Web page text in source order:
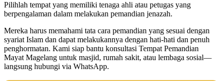
Pilihlah tempat yang memiliki tenaga ahli atau petugas yang
berpengalaman dalam melakukan pemandian jenazah.
Mereka harus memahami tata cara pemandian yang sesuai dengan
syariat Islam dan dapat melakukannya dengan hati-hati dan penuh
penghormatan. Kami siap bantu konsultasi Tempat Pemandian
Mayat Magelang untuk masjid, rumah sakit, atau lembaga sosial—
langsung hubungi via WhatsApp.